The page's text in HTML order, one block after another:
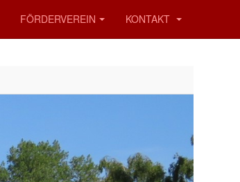
FÖRDERVEREIN KONTAKT